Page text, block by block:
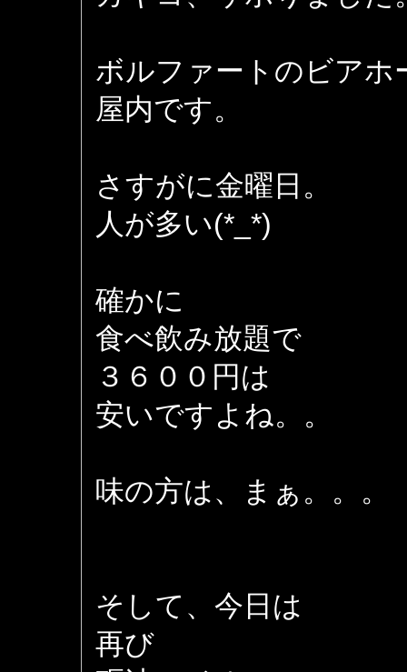
ボルファートのビアホ
屋内です。
さすがに金曜日。
人が多い(*_*)
確かに
食べ飲み放題で
３６００円は
安いですよね。。
味の方は、まぁ。。。
そして、今日は
再び